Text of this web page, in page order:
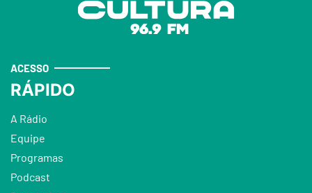
ACESSO
RÁPIDO
A Rádio
Equipe
Programas
Podcast